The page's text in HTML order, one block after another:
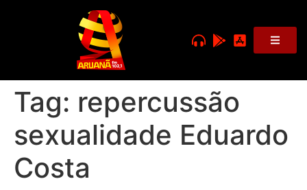
Tag: repercussão
sexualidade Eduardo
Costa